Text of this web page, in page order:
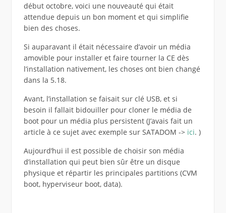
début octobre, voici une nouveauté qui était
attendue depuis un bon moment et qui simplifie
bien des choses.
Si auparavant il était nécessaire d’avoir un média
amovible pour installer et faire tourner la CE dès
l’installation nativement, les choses ont bien changé
dans la 5.18.
Avant, l’installation se faisait sur clé USB, et si
besoin il fallait bidouiller pour cloner le média de
boot pour un média plus persistent (J’avais fait un
article à ce sujet avec exemple sur SATADOM -> ici. )
Aujourd’hui il est possible de choisir son média
d’installation qui peut bien sûr être un disque
physique et répartir les principales partitions (CVM
boot, hyperviseur boot, data).